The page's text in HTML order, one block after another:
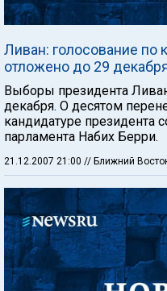
Ливан: голосование по
отложено до 29
Выборы президента
декабря. О десятом
кандидатуре президента
парламента Набих Берри.
21.12.2007 21:00 // Ближний